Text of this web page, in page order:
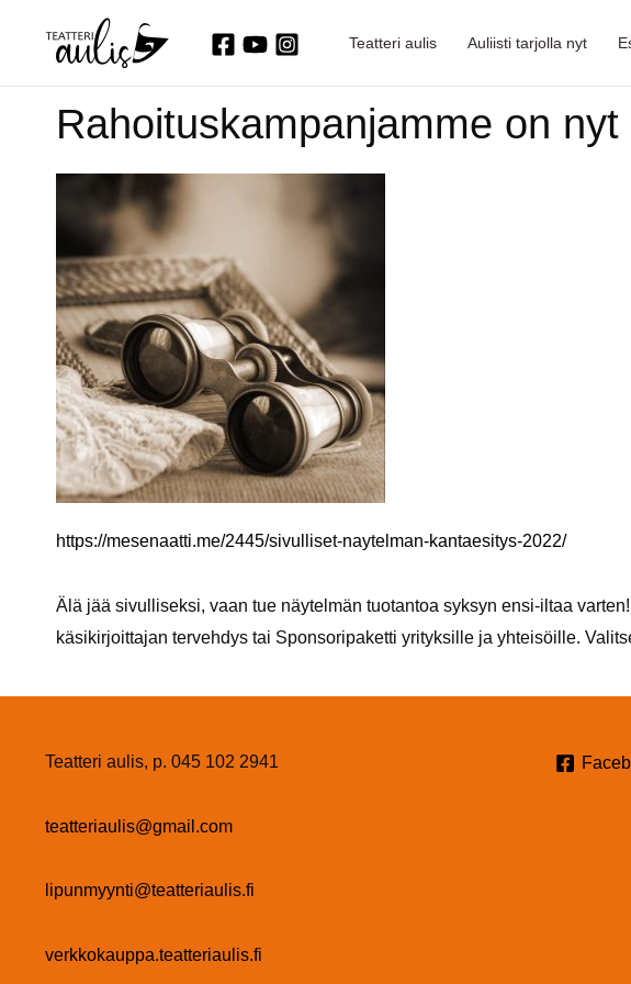
sisältöön
Teatteri aulis Auliisti tarjolla nyt
Rahoituskampanjamme on nyt
https://mesenaatti.me/2445/sivulliset-naytelman-kantaesitys-2022/
Älä jää sivulliseksi, vaan tue näytelmän tuotantoa syksyn ensi-iltaa
käsikirjoittajan tervehdys tai Sponsoripaketti yrityksille ja yhteisöille.
Teatteri aulis, p. 045 102 2941
teatteriaulis@gmail.com
lipunmyynti@teatteriaulis.fi
verkkokauppa.teatteriaulis.fi